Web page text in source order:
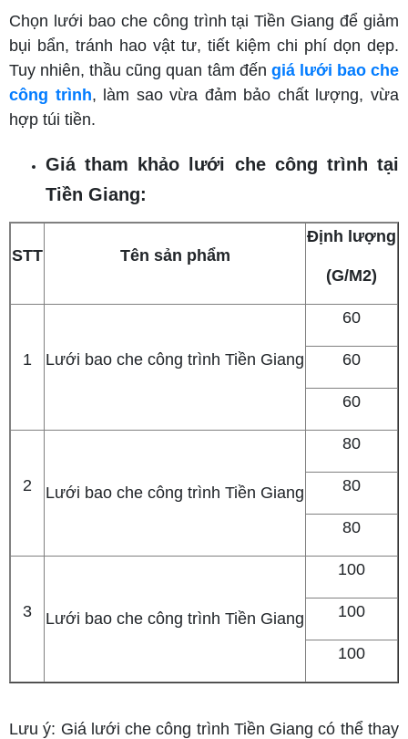
Chọn lưới bao che công trình tại Tiền Giang để giảm
bụi bẩn, tránh hao vật tư, tiết kiệm chi phí dọn dẹp.
Tuy nhiên, thầu cũng quan tâm đến giá lưới bao che
công trình, làm sao vừa đảm bảo chất lượng, vừa
hợp túi tiền.
Giá tham khảo lưới che công trình tại
Tiền Giang:
STT Tên sản phẩm
Định lượng
(G/M2)
1 Lưới bao che công trình Tiền Giang
60
60
60
2 Lưới bao che công trình Tiền Giang
80
80
80
3 Lưới bao che công trình Tiền Giang
100
100
100
Lưu ý: Giá lưới che công trình Tiền Giang có thể thay